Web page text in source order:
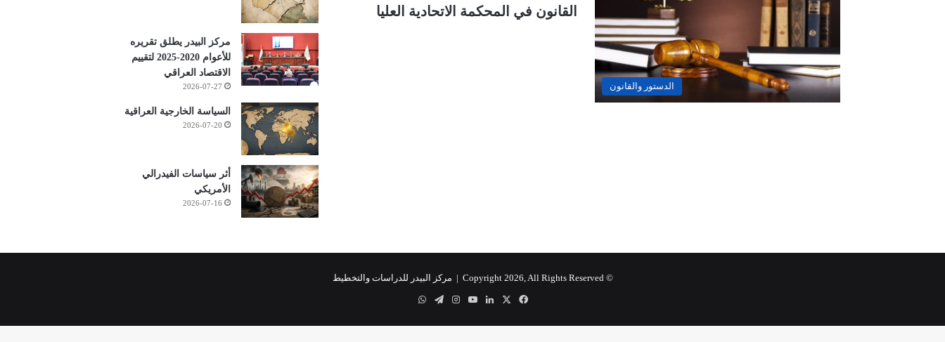
الدستور والقانون
القانون في المحكمة الاتحادية العليا
مركز البيدر يطلق تقريره
للأعوام 2020-2025 لتقييم
الاقتصاد العراقي
2026-07-27
السياسة الخارجية العراقية
2026-07-20
أثر سياسات الفيدرالي
الأمريكي
2026-07-16
© Copyright 2026, All Rights Reserved |
مركز البيدر للدراسات والتخطيط
فيسبوك لينكدإن‫YouTubeانستقرام
تيلقرامواتساب